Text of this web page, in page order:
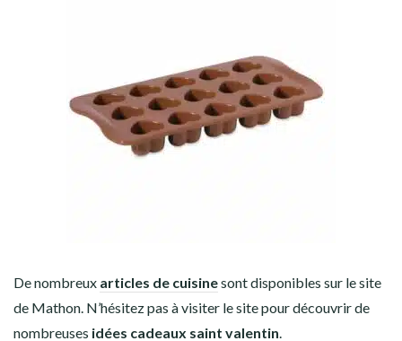
De nombreux articles de cuisinesont disponibles sur le site
de Mathon. N’hésitez pas à visiter le site pour découvrir de
nombreuses idées cadeaux saint valentin.